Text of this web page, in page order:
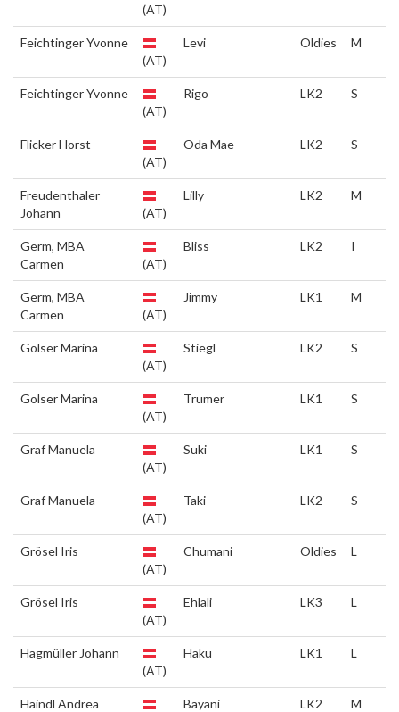
(AT)
Feichtinger Yvonne
(AT)
Levi Oldies M
Feichtinger Yvonne
(AT)
Rigo LK2 S
Flicker Horst
(AT)
Oda Mae LK2 S
Freudenthaler
Johann
(AT)
Lilly LK2 M
Germ, MBA
Carmen
(AT)
Bliss LK2 I
Germ, MBA
Carmen
(AT)
Jimmy LK1 M
Golser Marina
(AT)
Stiegl LK2 S
Golser Marina
(AT)
Trumer LK1 S
Graf Manuela
(AT)
Suki LK1 S
Graf Manuela
(AT)
Taki LK2 S
Grösel Iris
(AT)
Chumani Oldies L
Grösel Iris
(AT)
Ehlali LK3 L
Hagmüller Johann
(AT)
Haku LK1 L
Haindl Andrea
Bayani LK2 M